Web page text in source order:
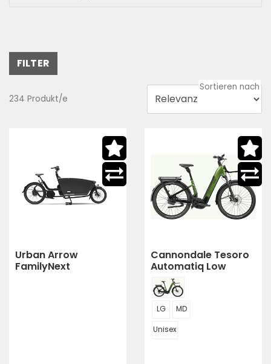
FILTER
234 Produkt/e
Urban Arrow
FamilyNext
Cannondale Tesoro
Automatiq Low
StepThru
LG
MD
Unisex